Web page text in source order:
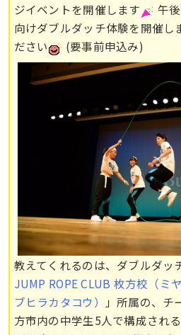
ジイベントを開催します
午
向けダブルダッチ体験を開催し
ださい
(要事前申込み)
教えてくれるのは、ダブルダッ
JUMP ROPE CLUB 枚方校（ミ
ブヒラカタコウ）
」所属の、チ
方市内の中学生5人で構成され